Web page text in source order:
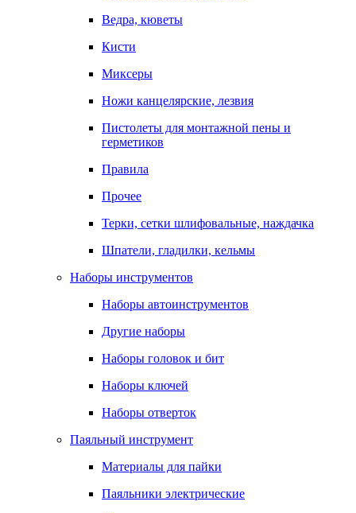
Ведра, кюветы
Кисти
Миксеры
Ножи канцелярские, лезвия
Пистолеты для монтажной пены и
герметиков
Правила
Прочее
Терки, сетки шлифовальные, наждачка
Шпатели, гладилки, кельмы
Наборы инструментов
Наборы автоинструментов
Другие наборы
Наборы головок и бит
Наборы ключей
Наборы отверток
Паяльный инструмент
Материалы для пайки
Паяльники электрические